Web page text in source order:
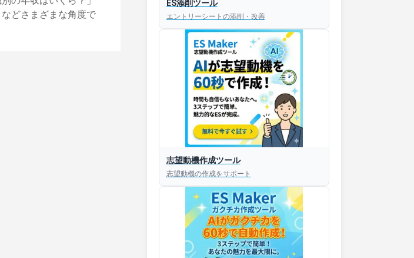
どさまざまな角度で
ES添削ツール
エントリーシートの添削・改善
志望動機作成ツール
志望動機の作成をサポート